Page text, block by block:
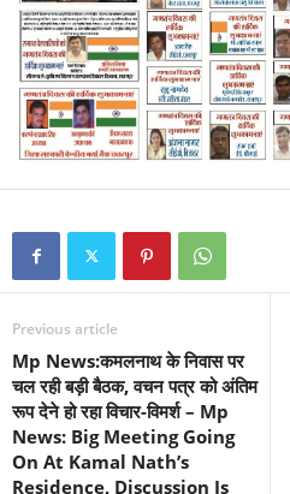
Previous article
Mp News:कमलनाथ के निवास पर
चल रही बड़ी बैठक, वचन पत्र को अंतिम
रूप देने हो रहा विचार-विमर्श – Mp
News: Big Meeting Going
On At Kamal Nath’s
Residence, Discussion Is